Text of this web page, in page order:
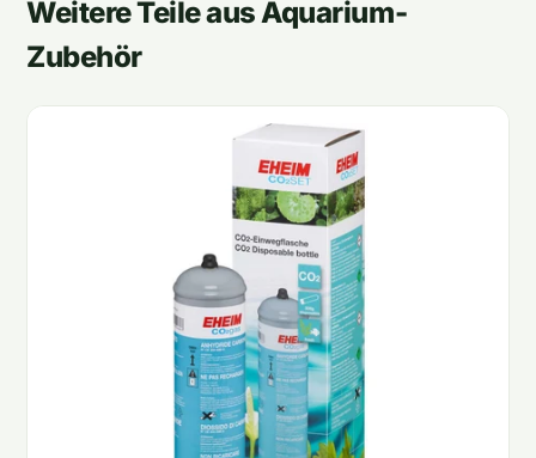
Weitere Teile aus Aquarium-
Zubehör